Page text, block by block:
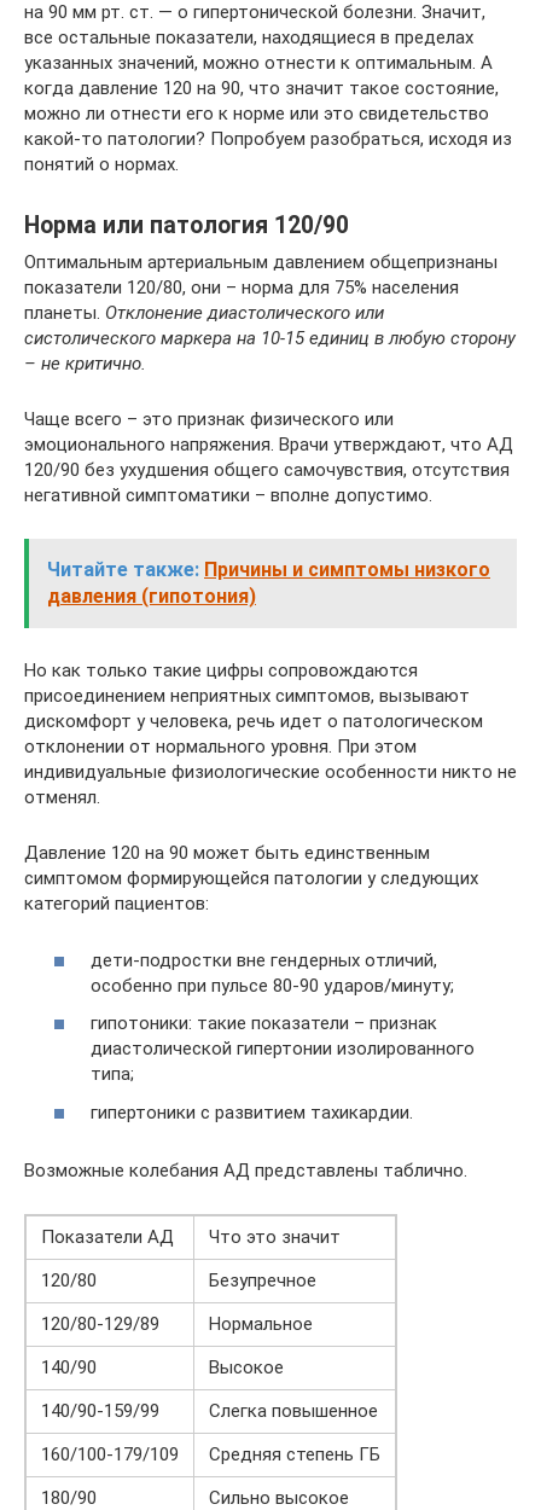
на 90 мм рт. ст. — о гипертонической болезни. Значит,
все остальные показатели, находящиеся в пределах
указанных значений, можно отнести к оптимальным. А
когда давление 120 на 90, что значит такое состояние,
можно ли отнести его к норме или это свидетельство
какой-то патологии? Попробуем разобраться, исходя из
понятий о нормах.
Норма или патология 120/90
Оптимальным артериальным давлением общепризнаны
показатели 120/80, они – норма для 75% населения
планеты. Отклонение диастолического или
систолического маркера на 10-15 единиц в любую сторону
– не критично.
Чаще всего – это признак физического или
эмоционального напряжения. Врачи утверждают, что АД
120/90 без ухудшения общего самочувствия, отсутствия
негативной симптоматики – вполне допустимо.
Читайте также: Причины и симптомы низкого
давления (гипотония)
Но как только такие цифры сопровождаются
присоединением неприятных симптомов, вызывают
дискомфорт у человека, речь идет о патологическом
отклонении от нормального уровня. При этом
индивидуальные физиологические особенности никто не
отменял.
Давление 120 на 90 может быть единственным
симптомом формирующейся патологии у следующих
категорий пациентов:
дети-подростки вне гендерных отличий,
особенно при пульсе 80-90 ударов/минуту;
гипотоники: такие показатели – признак
диастолической гипертонии изолированного
типа;
гипертоники с развитием тахикардии.
Возможные колебания АД представлены таблично.
Показатели АД
Что это значит
120/80
Безупречное
120/80-129/89
Нормальное
140/90
Высокое
140/90-159/99
Слегка повышенное
160/100-179/109
Средняя степень ГБ
180/90
Сильно высокое